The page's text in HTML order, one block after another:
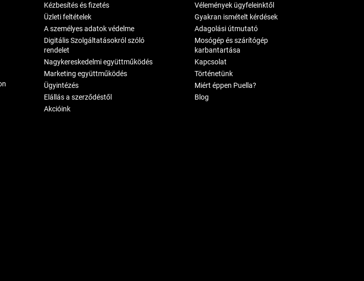
Kézbesítés és fizetés
Üzleti feltételek
A személyes adatok védelme
Digitális Szolgáltatásokról szóló
rendelet
Nagykereskedelmi együttműködés
Marketing együttműködés
Ügyintézés
Elállás a szerződéstől
Akcióink
Vélemények ügyfeleinktől
Gyakran ismételt kérdések
Adagolási útmutató
Mosógép és szárítógép
karbantartása
Kapcsolat
Történetünk
Miért éppen Puella?
Blog